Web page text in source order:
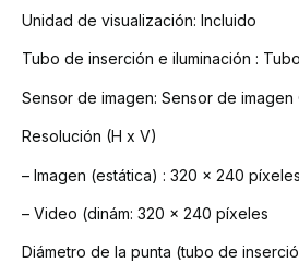
Unidad de visualización: Incluido
Tubo de inserción e iluminación :
Sensor de imagen: Sensor de imagen
Resolución (H x V)
– Imagen (estática) : 320 x 240 píxeles
– Video (dinám: 320 x 240 píxeles
Diámetro de la punta (tubo de